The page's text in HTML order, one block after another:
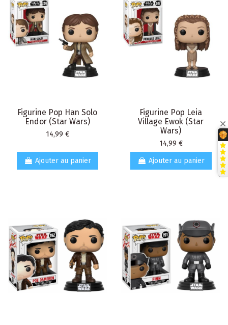
Figurine Pop Han Solo
Endor (Star Wars)
Prix
14,99 €
Ajouter au panier
Figurine Pop Leia
Village Ewok (Star
Wars)
Prix
14,99 €
Ajouter au panier